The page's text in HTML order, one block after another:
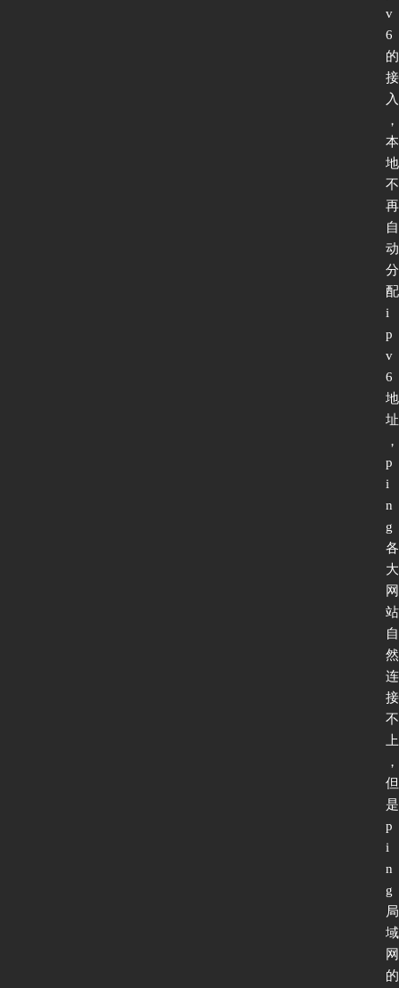
v
6
的
接
入
，
本
地
不
再
自
动
分
配
i
p
v
6
地
址
，
p
i
n
g
各
大
网
站
自
然
连
接
不
上
，
但
是
p
i
n
g
局
域
网
的